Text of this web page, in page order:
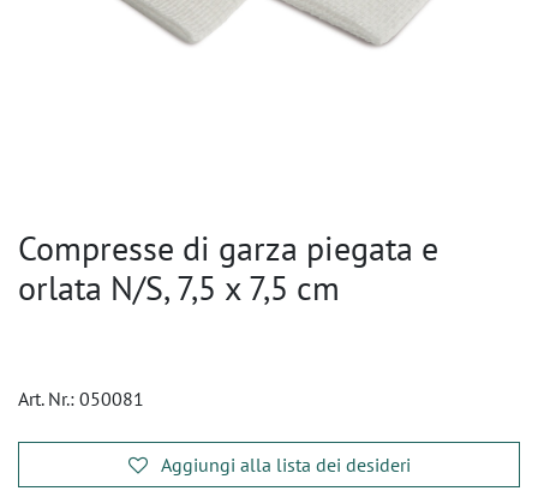
Compresse di garza piegata e
orlata N/S, 7,5 x 7,5 cm
Art. Nr.: 050081
Aggiungi alla lista dei desideri